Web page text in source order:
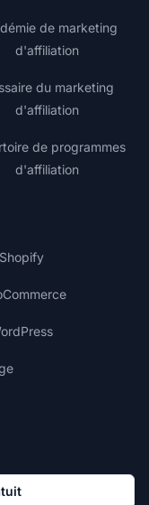
de marketing
d'affiliation
du marketing
d'affiliation
de programmes
d'affiliation